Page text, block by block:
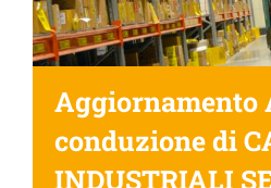
Aggiornamento
conduzione di
INDUSTRIALI